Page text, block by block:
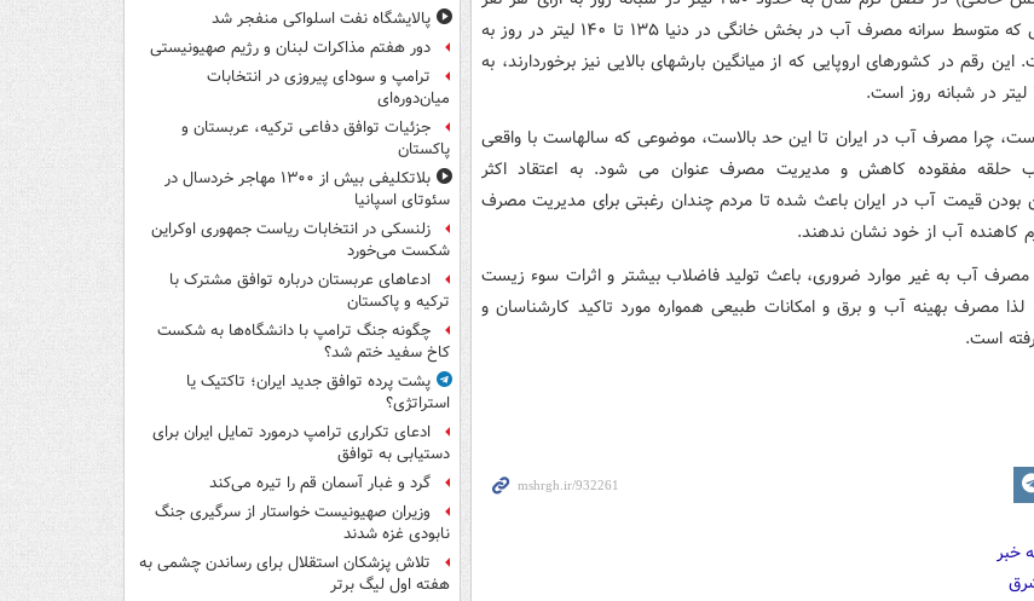
می‌رسد، در حالی که متوسط سرانه مصرف آب در بخش خانگی در دنیا ۱۳۵ تا ۱۴۰ لیتر در روز به
رقم در کشورهای اروپایی که از میانگین بارشهای بالایی نیز برخوردارند، به
چرا مصرف آب در ایران تا این حد بالاست، موضوعی که سالهاست با واقعی
حلقه مفقوده کاهش و مدیریت مصرف عنوان می شود. به اعتقاد اکثر
بودن قیمت آب در ایران باعث شده تا مردم چندان رغبتی برای مدیریت مصرف
کاهنده آب از خود نشان ندهند.
مصرف آب به غیر موارد ضروری، باعث تولید فاضلاب بیشتر و اثرات سوء زیست
مصرف بهینه آب و برق و امکانات طبیعی همواره مورد تاکید کارشناسان و
است.
پالایشگاه نفت اسلواکی منفجر شد
دور هفتم مذاکرات لبنان و رژیم صهیونیستی
ترامپ و سودای پیروزی در انتخابات
میان‌دوره‌ای
جزئیات توافق دفاعی ترکیه، عربستان و
پاکستان
بلاتکلیفی بیش از ۱۳۰۰ مهاجر خردسال در
سئوتای اسپانیا
زلنسکی در انتخابات ریاست جمهوری اوکراین
شکست می‌خورد
ادعاهای عربستان درباره توافق مشترک با
ترکیه و پاکستان
چگونه جنگ ترامپ با دانشگاه‌ها به شکست
کاخ سفید ختم شد؟
پشت پرده توافق جدید ایران؛ تاکتیک یا
استراتژی؟
ادعای تکراری ترامپ درمورد تمایل ایران برای
دستیابی به توافق
گرد و غبار آسمان قم را تیره می‌کند
وزیران صهیونیست خواستار از سرگیری جنگ
نابودی غزه شدند
تلاش پزشکان استقلال برای رساندن چشمی به
هفته اول لیگ برتر